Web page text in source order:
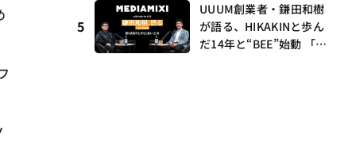
5
UUUM創業者・鎌田和樹
が語る、HIKAKINと歩ん
だ14年と“BEE”始動 「O